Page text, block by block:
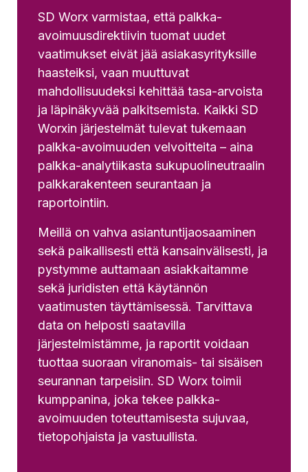
SD Worx varmistaa, että palkka-
avoimuusdirektiivin tuomat uudet
vaatimukset eivät jää asiakasyrityksille
haasteiksi, vaan muuttuvat
mahdollisuudeksi kehittää tasa-arvoista
ja läpinäkyvää palkitsemista. Kaikki SD
Worxin järjestelmät tulevat tukemaan
palkka-avoimuuden velvoitteita – aina
palkka-analytiikasta sukupuolineutraalin
palkkarakenteen seurantaan ja
raportointiin.
Meillä on vahva asiantuntijaosaaminen
sekä paikallisesti että kansainvälisesti, ja
pystymme auttamaan asiakkaitamme
sekä juridisten että käytännön
vaatimusten täyttämisessä. Tarvittava
data on helposti saatavilla
järjestelmistämme, ja raportit voidaan
tuottaa suoraan viranomais- tai sisäisen
seurannan tarpeisiin. SD Worx toimii
kumppanina, joka tekee palkka-
avoimuuden toteuttamisesta sujuvaa,
tietopohjaista ja vastuullista.